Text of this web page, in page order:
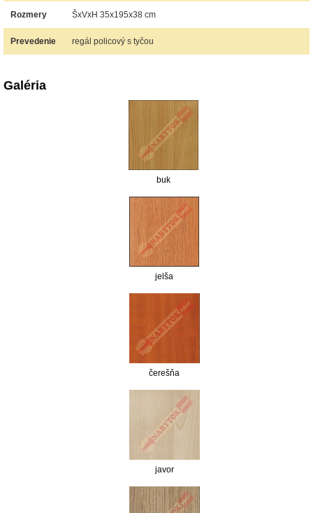
Rozmery ŠxVxH 35x195x38 cm
Prevedenie regál policový s tyčou
Galéria
buk
jelša
čerešňa
javor